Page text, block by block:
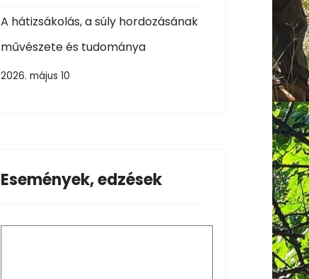
A hátizsákolás, a súly hordozásának
művészete és tudománya
2026. május 10
Események, edzések